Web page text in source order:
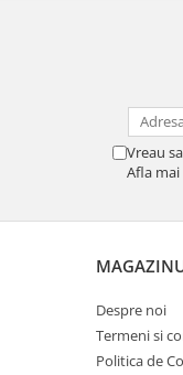
Vreau
Afla
Despre noi
Termeni si
Politica de